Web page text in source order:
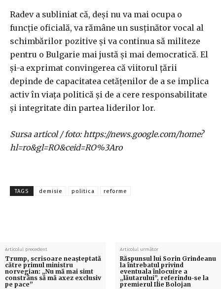
Radev a subliniat că, deși nu va mai ocupa o
funcție oficială, va rămâne un susținător vocal al
schimbărilor pozitive și va continua să militeze
pentru o Bulgarie mai justă și mai democratică. El
și-a exprimat convingerea că viitorul țării
depinde de capacitatea cetățenilor de a se implica
activ în viața politică și de a cere responsabilitate
și integritate din partea liderilor lor.
Sursa articol / foto: https://news.google.com/home?
hl=ro&gl=RO&ceid=RO%3Aro
TAGS demisie politica reforme
Articolul precedent
Trump, scrisoare neașteptată
către primul ministru
norvegian: „Nu mă mai simt
constrâns să mă axez exclusiv
pe pace”
Articolul următor
Răspunsul lui Sorin Grindeanu
la întrebatul privind
eventuala înlocuire a
„lăutarului”, referindu-se la
premierul Ilie Bolojan